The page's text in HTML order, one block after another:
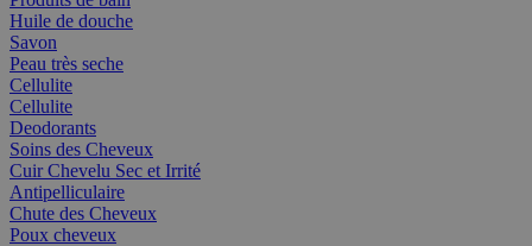
Huile de douche
Savon
Peau très seche
Cellulite
Cellulite
Deodorants
Soins des Cheveux
Cuir Chevelu Sec et Irrité
Antipelliculaire
Chute des Cheveux
Poux cheveux